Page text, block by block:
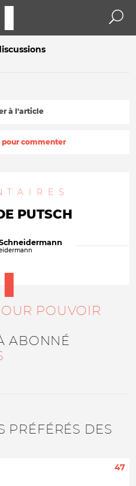
à l'article
pour commenter
PUTSCH
POUVOIR
ABONNÉ
PRÉFÉRÉS DES
47